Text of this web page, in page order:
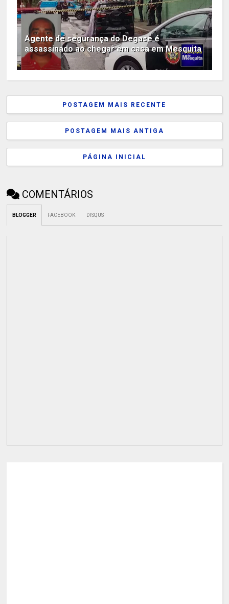
Agente de segurança do Degase é
assassinado ao chegar em casa em Mesquita
POSTAGEM MAIS RECENTE
POSTAGEM MAIS ANTIGA
PÁGINA INICIAL
COMENTÁRIOS
BLOGGER FACEBOOK DISQUS